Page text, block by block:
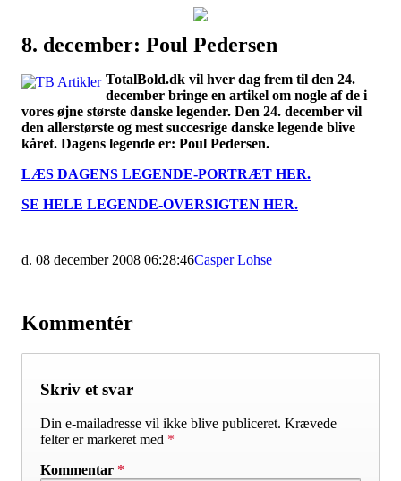
Наши партнеры
лучшие займы
8. december: Poul Pedersen
TotalBold.dk vil hver dag frem til den 24.
december bringe en artikel om nogle af de i
vores øjne største danske legender. Den 24. december vil
den allerstørste og mest succesrige danske legende blive
kåret. Dagens legende er: Poul Pedersen.
LÆS DAGENS LEGENDE-PORTRÆT HER.
SE HELE LEGENDE-OVERSIGTEN HER.
d. 08 december 2008 06:28:46Casper Lohse
Kommentér
Skriv et svar
Din e-mailadresse vil ikke blive publiceret. Krævede
felter er markeret med *
Kommentar *